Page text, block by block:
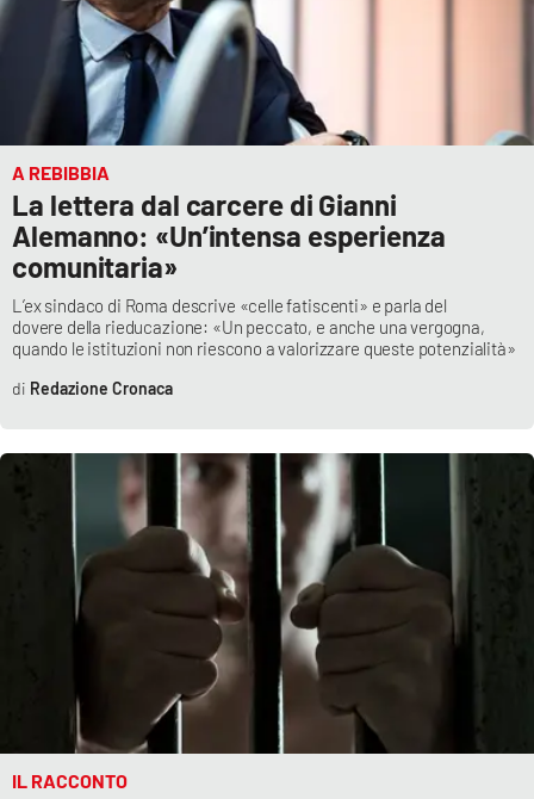
A REBIBBIA
La lettera dal carcere di Gianni
Alemanno: «Un’intensa esperienza
comunitaria»
L’ex sindaco di Roma descrive «celle fatiscenti» e parla del
dovere della rieducazione: «Un peccato, e anche una vergogna,
quando le istituzioni non riescono a valorizzare queste potenzialità»
Redazione Cronaca
IL RACCONTO